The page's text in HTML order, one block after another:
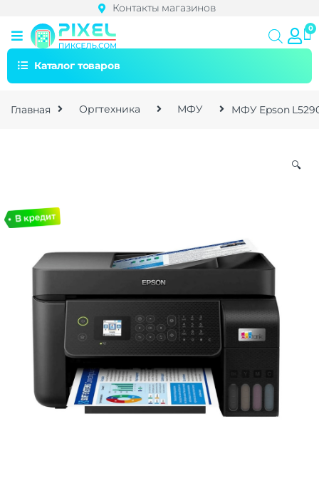
Контакты магазинов
Каталог товаров
Главная Оргтехника МФУ МФУ Epson
🔍